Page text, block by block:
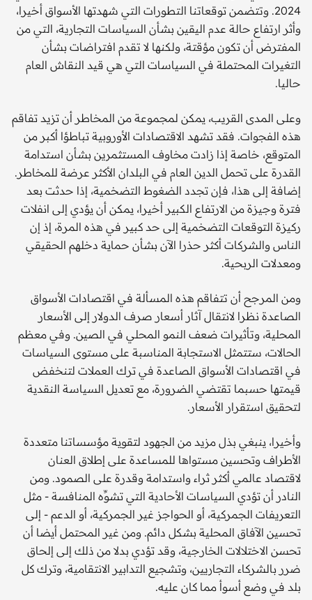
2024. وتتضمن توقعاتنا التطورات التي شهدتها الأسواق أخيرا،
وأثر ارتفاع حالة عدم اليقين بشأن السياسات التجارية، التي من
المفترض أن تكون مؤقتة، ولكنها لا تقدم افتراضات بشأن
التغيرات المحتملة في السياسات التي هي قيد النقاش العام
حاليا.
وعلى المدى القريب، يمكن لمجموعة من المخاطر أن تزيد تفاقم
هذه الفجوات. فقد تشهد الاقتصادات الأوروبية تباطؤا أكبر من
المتوقع، خاصة إذا زادت مخاوف المستثمرين بشأن استدامة
القدرة على تحمل الدين العام في البلدان الأكثر عرضة للمخاطر.
إضافة إلى هذا، فإن تجدد الضغوط التضخمية، إذا حدثت بعد
فترة وجيزة من الارتفاع الكبير أخيرا، يمكن أن يؤدي إلى انفلات
ركيزة التوقعات التضخمية إلى حد كبير في هذه المرة، إذ إن
الناس والشركات أكثر حذرا الآن بشأن حماية دخلهم الحقيقي
ومعدلات الربحية.
ومن المرجح أن تتفاقم هذه المسألة في اقتصادات الأسواق
الصاعدة نظرا لانتقال آثار أسعار صرف الدولار إلى الأسعار
المحلية، وتأثيرات ضعف النمو المحلي في الصين. وفي معظم
الحالات، ستتمثل الاستجابة المناسبة على مستوى السياسات
في اقتصادات الأسواق الصاعدة في ترك العملات لتنخفض
قيمتها حسبما تقتضي الضرورة، مع تعديل السياسة النقدية
لتحقيق استقرار الأسعار.
وأخيرا، ينبغي بذل مزيد من الجهود لتقوية مؤسساتنا متعددة
الأطراف وتحسين مستواها للمساعدة على إطلاق العنان
لاقتصاد عالمي أكثر ثراء واستدامة وقدرة على الصمود. ومن
النادر أن تؤدي السياسات الأحادية التي تشوِّه المنافسة - مثل
التعريفات الجمركية، أو الحواجز غير الجمركية، أو الدعم - إلى
تحسين الآفاق المحلية بشكل دائم. ومن غير المحتمل أيضا أن
تحسن الاختلالات الخارجية، وقد تؤدي بدلا من ذلك إلى إلحاق
ضرر بالشركاء التجاريين، وتشجيع التدابير الانتقامية، وترك كل
بلد في وضع أسوأ مما كان عليه.